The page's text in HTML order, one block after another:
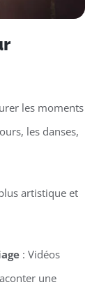
les moments
les danses,
artistique et
: Vidéos
une